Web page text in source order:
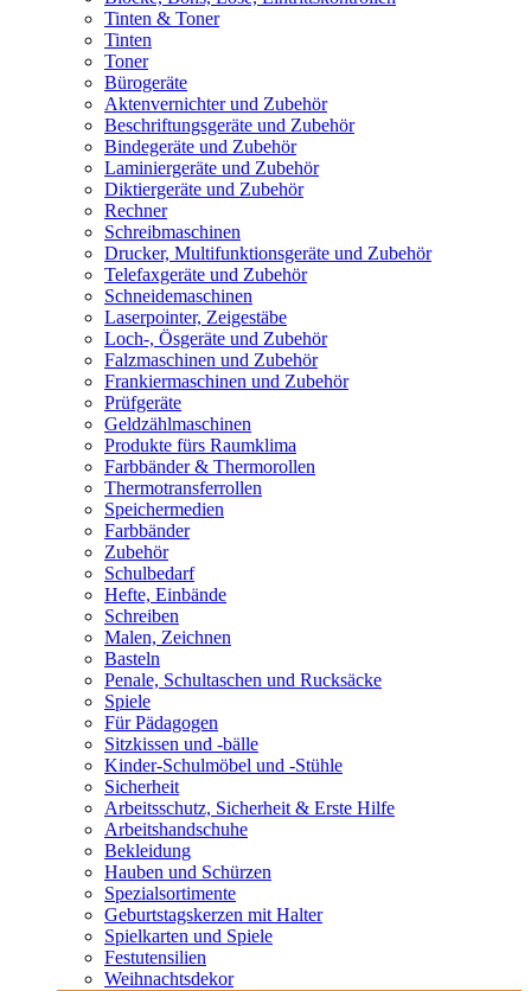
Tinten & Toner
Tinten
Toner
Bürogeräte
Aktenvernichter und Zubehör
Beschriftungsgeräte und Zubehör
Bindegeräte und Zubehör
Laminiergeräte und Zubehör
Diktiergeräte und Zubehör
Rechner
Schreibmaschinen
Drucker, Multifunktionsgeräte und Zubehör
Telefaxgeräte und Zubehör
Schneidemaschinen
Laserpointer, Zeigestäbe
Loch-, Ösgeräte und Zubehör
Falzmaschinen und Zubehör
Frankiermaschinen und Zubehör
Prüfgeräte
Geldzählmaschinen
Produkte fürs Raumklima
Farbbänder & Thermorollen
Thermotransferrollen
Speichermedien
Farbbänder
Zubehör
Schulbedarf
Hefte, Einbände
Schreiben
Malen, Zeichnen
Basteln
Penale, Schultaschen und Rucksäcke
Spiele
Für Pädagogen
Sitzkissen und -bälle
Kinder-Schulmöbel und -Stühle
Sicherheit
Arbeitsschutz, Sicherheit & Erste Hilfe
Arbeitshandschuhe
Bekleidung
Hauben und Schürzen
Spezialsortimente
Geburtstagskerzen mit Halter
Spielkarten und Spiele
Festutensilien
Weihnachtsdekor